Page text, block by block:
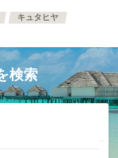
キュタヒヤ
検索